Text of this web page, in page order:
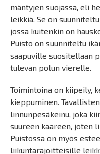
mäntyjen suojassa, eli
leikkiä. Se on
jossa kuitenkin on
Puisto on suunniteltu
saapuville suositellaan
tulevan polun vierelle.
Toimintoina on kiipeily,
kieppuminen.
linnunpesäkeinu, joka
suureen kaareen, joten
Puistossa on myös
liikuntarajoitteisille